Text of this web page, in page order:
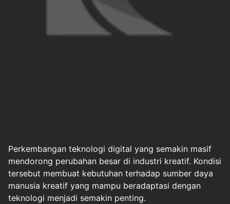
Perkembangan teknologi digital yang semakin masif
mendorong perubahan besar di industri kreatif. Kondisi
tersebut membuat kebutuhan terhadap sumber daya
manusia kreatif yang mampu beradaptasi dengan
teknologi menjadi semakin penting.